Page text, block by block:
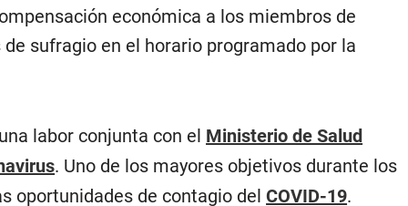
económica a los miembros de
sufragio en el horario programado por la
labor conjunta con el Ministerio de Salud
. Uno de los mayores objetivos durante los
oportunidades de contagio delCOVID-19.